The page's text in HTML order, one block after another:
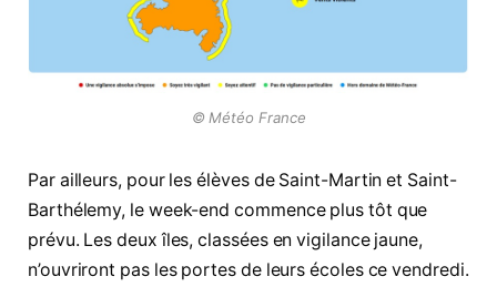
© Météo France
Par ailleurs, pour les élèves de Saint-Martin et Saint-
Barthélemy, le week-end commence plus tôt que
prévu. Les deux îles, classées en vigilance jaune,
n’ouvriront pas les portes de leurs écoles ce vendredi.